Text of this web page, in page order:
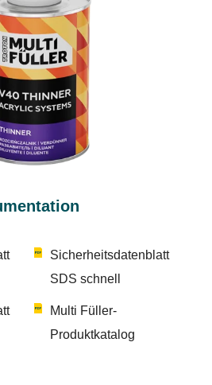
Sicherheitsdatenblatt
SDS schnell
Multi Füller-
Produktkatalog